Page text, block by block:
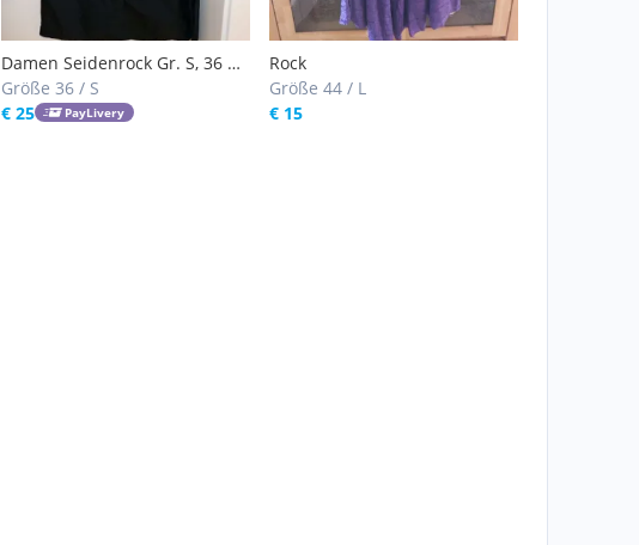
Damen Seidenrock Gr. S, 36 
maßgeschneidert neuwertig
Größe 36 / S
€ 25
PayLivery
Rock
Größe 44 / L
€ 15